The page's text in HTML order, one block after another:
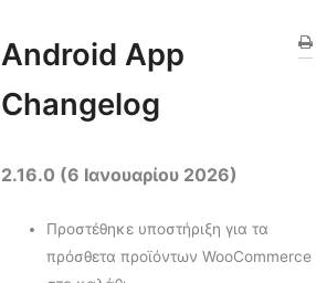
Android App
Changelog
2.16.0 (6 Ιανουαρίου 2026)
Προστέθηκε υποστήριξη για τα
πρόσθετα προϊόντων WooCommerce
Ετικέτες
στο